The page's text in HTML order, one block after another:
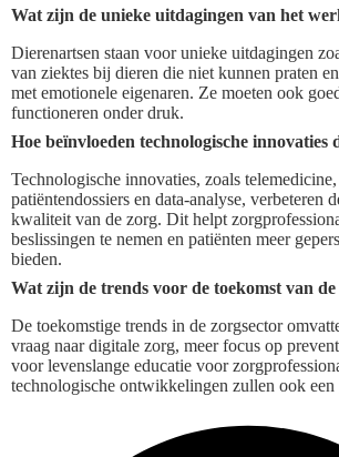
Wat zijn de unieke uitdagingen van het
Dierenartsen staan voor unieke uitdagingen
van ziektes bij dieren die niet kunnen praten
met emotionele eigenaren. Ze moeten ook
functioneren onder druk.
Hoe beïnvloeden technologische innovaties
Technologische innovaties, zoals
patiëntendossiers en data-analyse, verbeteren
kwaliteit van de zorg. Dit helpt
beslissingen te nemen en patiënten meer
bieden.
Wat zijn de trends voor de toekomst van
De toekomstige trends in de zorgsector
vraag naar digitale zorg, meer focus op
voor levenslange educatie voor
technologische ontwikkelingen zullen ook een